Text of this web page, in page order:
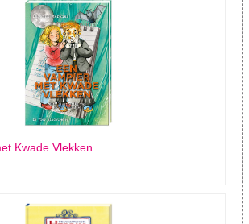
Kwade Vlekken